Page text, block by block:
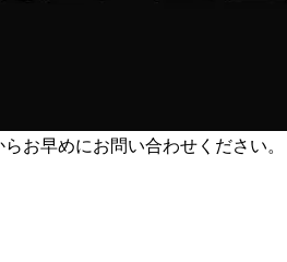
お早めにお問い合わせください。